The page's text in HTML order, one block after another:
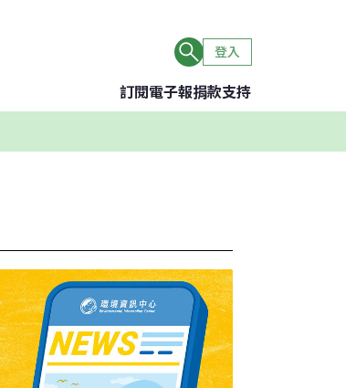
登入
訂閱電子報捐款支持